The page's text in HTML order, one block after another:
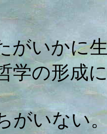
がいかに
学の形成
がいない